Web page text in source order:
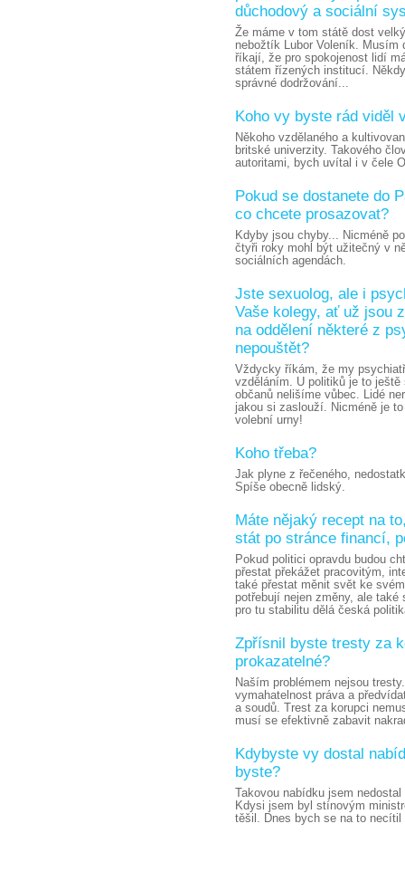
důchodový a sociální
Že máme v tom státě dost
nebožtík Lubor Voleník. Musím
říkají, že pro spokojenost lidí
státem řízených institucí.
správné dodržování...
Koho vy byste rád viděl
Někoho vzdělaného a
britské univerzity. Takového
autoritami, bych uvítal i v čele
Pokud se dostanete do
co chcete prosazovat?
Kdyby jsou chyby... Nicméně
čtyři roky mohl být užitečný v
sociálních agendách.
Jste sexuolog, ale i
Vaše kolegy, ať už jsou
na oddělení některé z
nepouštět?
Vždycky říkám, že my
vzděláním. U politiků je to
občanů nelišíme vůbec. Lidé
jakou si zaslouží. Nicméně je
volební urny!
Koho třeba?
Jak plyne z řečeného,
Spíše obecně lidský.
Máte nějaký recept na
stát po stránce financí,
Pokud politici opravdu budou
přestat překážet pracovitým,
také přestat měnit svět ke
potřebují nejen změny, ale
pro tu stabilitu dělá česká
Zpřísnil byste tresty za
prokazatelné?
Naším problémem nejsou
vymahatelnost práva a
a soudů. Trest za korupci
musí se efektivně zabavit
Kdybyste vy dostal
byste?
Takovou nabídku jsem
Kdysi jsem byl stínovým
těšil. Dnes bych se na to necítil